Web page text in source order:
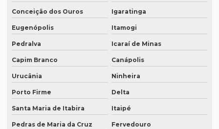
Conceição dos Ouros Igaratinga
Eugenópolis Itamogi
Pedralva Icaraí de Minas
Capim Branco Canápolis
Urucânia Ninheira
Porto Firme Delta
Santa Maria de Itabira Itaipé
Pedras de Maria da Cruz Fervedouro